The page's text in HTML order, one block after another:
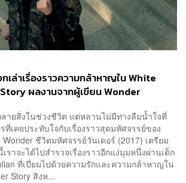
เล่าเรื่องราวความกล้าหาญใน White
ผลงานจากผู้เขียน Wonder
ายสิ่งในช่วงชีวิต แต่หลานไม่มีทางลืมน้ำใจที่
ที่เคยประทับใจกับเรื่องราวสุดมหัศจรรย์ของ
ชีวิตมหัศจรรย์วันเดอร์ (2017) เตรียม
ราจะได้ไปสำรวจเรื่องราวอีกแง่มุมหนึ่งผ่านเด็ก
ที่เปี่ยมไปด้วยความรักและความกล้าหาญใน
Story สิงห...